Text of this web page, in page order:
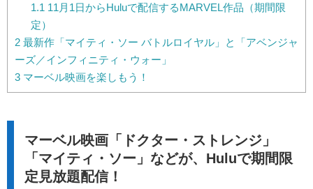
1.1 11月1日からHuluで配信するMARVEL作品（期間限
定）
2 最新作「マイティ・ソー バトルロイヤル」と「アベンジャ
ーズ／インフィニティ・ウォー」
3 マーベル映画を楽しもう！
マーベル映画「ドクター・ストレンジ」
「マイティ・ソー」などが、Huluで期間限
定見放題配信！